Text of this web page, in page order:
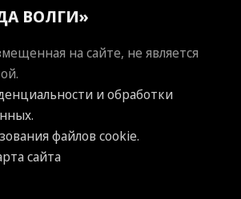
ВОЛГИ»
на сайте, не является
и обработки
файлов cookie.
сайта